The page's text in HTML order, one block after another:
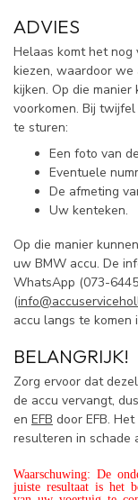
ADVIES
Helaas komt het nog
kiezen, waardoor
kijken. Op die
voorkomen. Bij
te sturen:
Een foto van
Eventuele
De afmeting
Uw kenteken.
Op die manier
uw BMW accu. De
WhatsApp (073-
(
accu langs te komen
BELANGRIJK!
Zorg ervoor dat
de accu vervangt,
en EFB door EFB.
resulteren in schade
Waarschuwing: De
juiste resultaat is het